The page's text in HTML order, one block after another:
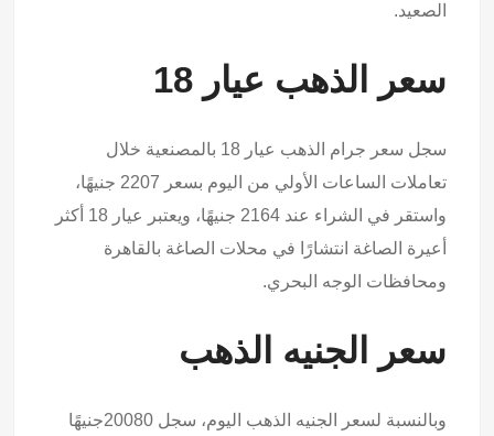
الصعيد.
سعر الذهب عيار 18
سجل سعر جرام الذهب عيار 18 بالمصنعية خلال
تعاملات الساعات الأولي من اليوم بسعر 2207 جنيهًا،
واستقر في الشراء عند 2164 جنيهًا، ويعتبر عيار 18 أكثر
أعيرة الصاغة انتشارًا في محلات الصاغة بالقاهرة
ومحافظات الوجه البحري.
سعر الجنيه الذهب
وبالنسبة لسعر الجنيه الذهب اليوم، سجل 20080جنيهًا